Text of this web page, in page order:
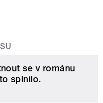
se v románu
splnilo.